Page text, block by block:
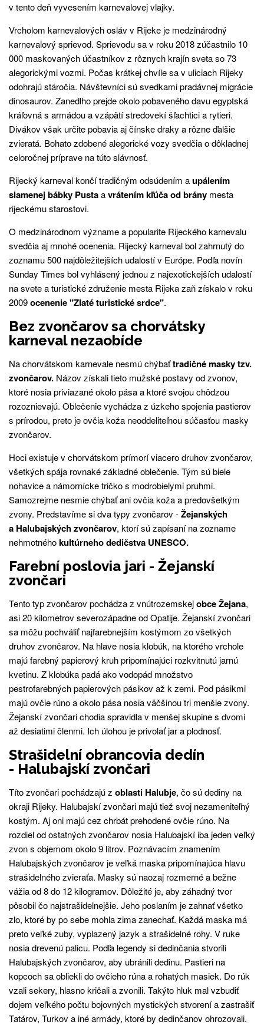
v tento deň vyvesením karnevalovej vlajky.
Vrcholom karnevalových osláv v Rijeke je medzinárodný
karnevalový sprievod. Sprievodu sa v roku 2018 zúčastnilo 10
000 maskovaných účastníkov z rôznych krajín sveta so 73
alegorickými vozmi. Počas krátkej chvíle sa v uliciach Rijeky
odohrajú stáročia. Návštevníci sú svedkami pradávnej migrácie
dinosaurov. Zanedlho prejde okolo pobaveného davu egyptská
kráľovná s armádou a vzápätí stredovekí šľachtici a rytieri.
Divákov však určite pobavia aj čínske draky a rôzne ďalšie
zvieratá. Bohato zdobené alegorické vozy svedčia o dôkladnej
celoročnej príprave na túto slávnosť.
Rijecký karneval končí tradičným odsúdením aupálením
slamenej bábky Pustaavrátením kľúča od brány mesta
rijeckému starostovi.
O medzinárodnom význame a popularite Rijeckého karnevalu
svedčia aj mnohé ocenenia. Rijecký karneval bol zahrnutý do
zoznamu 500 najdôležitejších udalostí v Európe. Podľa novín
Sunday Times bol vyhlásený jednou z najexotickejších udalostí
na svete a turistické združenie mesta Rijeka zaň získalo v roku
2009ocenenie "Zlaté turistické srdce".
Bez zvončarov sa chorvátsky
karneval nezaobíde
Na chorvátskom karnevale nesmú chýbaťtradičné masky tzv.
zvončarov. Názov získali tieto mužské postavy od zvonov,
ktoré nosia priviazané okolo pása a ktoré svojou chôdzou
rozoznievajú. Oblečenie vychádza z úzkeho spojenia pastierov
s prírodou, preto je ovčia koža neoddeliteľnou súčasťou masky
zvončarov.
Hoci existuje v chorvátskom prímorí viacero druhov zvončarov,
všetkých spája rovnaké základné oblečenie. Tým sú biele
nohavice a námornícke tričko s modrobielymi pruhmi.
Samozrejme nesmie chýbať ani ovčia koža a predovšetkým
zvony. Predstavíme si dva typy zvončarov -Žejanských
a Halubajských zvončarov, ktorí sú zapísaní na zozname
nehmotnéhokultúrneho dedičstva UNESCO.
Farební poslovia jari - Žejanskí
zvončari
Tento typ zvončarov pochádza z vnútrozemskejobce Žejana,
asi 20 kilometrov severozápadne od Opatije. Žejanskí zvončari
sa môžu pochváliť najfarebnejším kostýmom zo všetkých
druhov zvončarov. Na hlave nosia klobúk, na ktorého vrchole
majú farebný papierový kruh pripomínajúci rozkvitnutú jarnú
kvetinu. Z klobúka padá ako vodopád množstvo
pestrofarebných papierových pásikov až k zemi. Pod pásikmi
majú ovčie rúno a okolo pása nosia väčšinou tri menšie zvony.
Žejanskí zvončari chodia spravidla v menšej skupine s dvomi
až desiatimi členmi. Ich úlohou je privolať jar a plodnosť.
Strašidelní obrancovia dedín
- Halubajskí zvončari
Títo zvončari pochádzajú z oblasti Halubje, čo sú dediny na
okraji Rijeky. Halubajskí zvončari majú tiež svoj nezameniteľný
kostým. Aj oni majú cez chrbát prehodené ovčie rúno. Na
rozdiel od ostatných zvončarov nosia Halubajskí iba jeden veľký
zvon s objemom okolo 9 litrov. Poznávacím znamením
Halubajských zvončarov je veľká maska ​​pripomínajúca hlavu
strašidelného zvieraťa. Masky sú naozaj rozmerné a bežne
vážia od 8 do 12 kilogramov. Dôležité je, aby záhadný tvor
pôsobil čo najstrašidelnejšie. Jeho poslaním je zahnať všetko
zlo, ktoré by po sebe mohla zima zanechať. Každá maska ​​má
preto veľké zuby, vyplazený jazyk a strašidelné rohy. V ruke
nosia drevenú palicu. Podľa legendy si dedinčania stvorili
Halubajských zvončarov, aby ubránili dedinu. Pastieri na
kopcoch sa obliekli do ovčieho rúna a rohatých masiek. Do rúk
vzali sekery, hlasno kričali a zvonili. Takýto hluk mal vzbudiť
dojem veľkého počtu bojovných mystických stvorení a zastrašiť
Tatárov, Turkov a iné armády, ktoré by dedinčanov ohrozovali.